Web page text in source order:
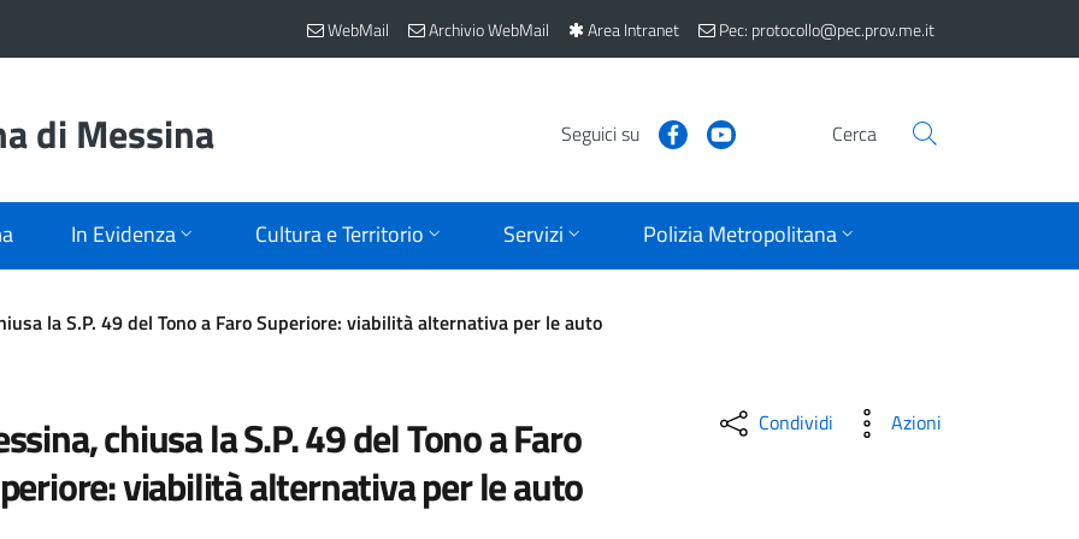
WebMail Archivio WebMail Area Intranet Pec: protocollo@pec.prov.me.it
di Messina Seguici su Cerca
In Evidenza Cultura e Territorio Servizi Polizia Metropolitana
la S.P. 49 del Tono a Faro Superiore: viabilità alternativa per le auto
chiusa la S.P. 49 del Tono a Faro
viabilità alternativa per le auto
Condividi Azioni